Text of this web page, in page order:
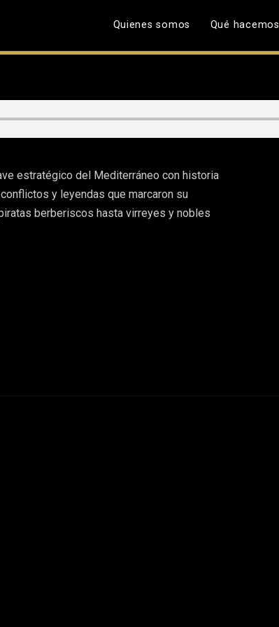
Quienes somos Qué hacemos
estratégico del Mediterráneo con historia
y leyendas que marcaron su
berberiscos hasta virreyes y nobles